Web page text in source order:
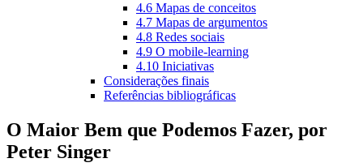
4.6 Mapas de conceitos
4.7 Mapas de argumentos
4.8 Redes sociais
4.9 O mobile-learning
4.10 Iniciativas
Considerações finais
Referências bibliográficas
O Maior Bem que Podemos Fazer, por
Peter Singer